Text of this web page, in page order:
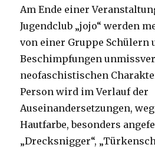
Am Ende einer
Jugendclub „jojo“ werden
von einer Gruppe
Beschimpfungen
neofaschistischen
Person wird im Verlauf der
Auseinandersetzungen,
Hautfarbe, besonders
„Drecksnigger“,